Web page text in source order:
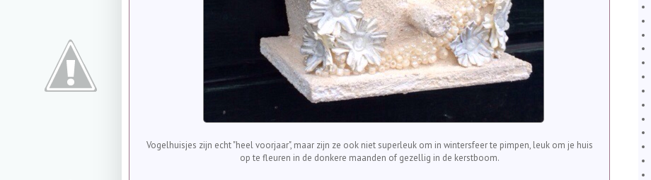
Vogelhuisjes zijn echt "heel voorjaar", maar zijn ze ook niet superleuk om in wintersfeer te pimpen, leuk om je huis
op te fleuren in de donkere maanden of gezellig in de kerstboom.